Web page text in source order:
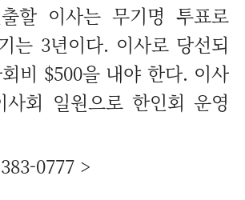
할 이사는 무기명 투표로
는 3년이다. 이사로 당선되
비 $500을 내야 한다. 이사
회 일원으로 한인회 운영
0777 >